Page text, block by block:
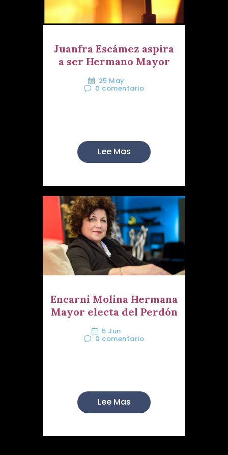
Juanfra Escámez aspira
a ser Hermano Mayor
25 May
0 comentario
Lee Mas
Encarni Molina Hermana
Mayor electa del Perdón
5 Jun
0 comentario
Lee Mas